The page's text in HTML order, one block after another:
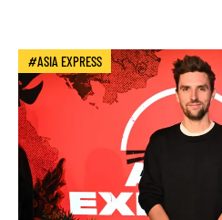
ASIA EXPRESS